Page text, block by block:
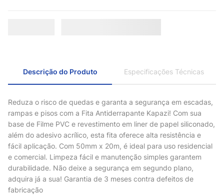
Descrição do Produto Especificações Técnicas
Reduza o risco de quedas e garanta a segurança em escadas,
rampas e pisos com a Fita Antiderrapante Kapazi! Com sua
base de Filme PVC e revestimento em liner de papel siliconado,
além do adesivo acrílico, esta fita oferece alta resistência e
fácil aplicação. Com 50mm x 20m, é ideal para uso residencial
e comercial. Limpeza fácil e manutenção simples garantem
durabilidade. Não deixe a segurança em segundo plano,
adquira já a sua! Garantia de 3 meses contra defeitos de
fabricação